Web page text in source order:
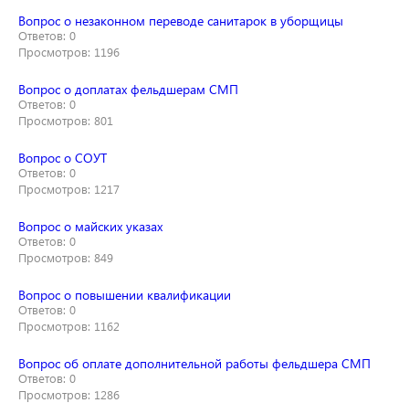
Вопрос о незаконном переводе санитарок в уборщицы
Ответов: 0
Просмотров: 1196
Вопрос о доплатах фельдшерам СМП
Ответов: 0
Просмотров: 801
Вопрос о СОУТ
Ответов: 0
Просмотров: 1217
Вопрос о майских указах
Ответов: 0
Просмотров: 849
Вопрос о повышении квалификации
Ответов: 0
Просмотров: 1162
Вопрос об оплате дополнительной работы фельдшера СМП
Ответов: 0
Просмотров: 1286